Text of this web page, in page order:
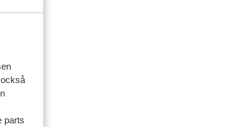
parts